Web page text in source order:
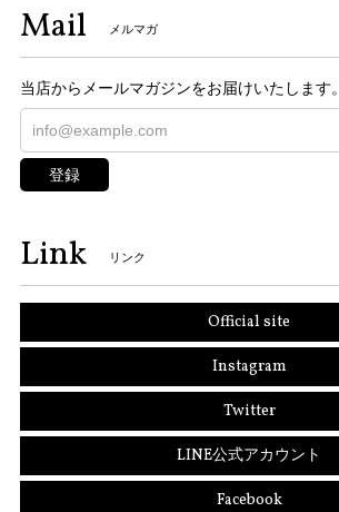
Mail メルマガ
当店からメールマガジンをお届けいたします。
登録
Link リンク
Official site
Instagram
Twitter
LINE公式アカウント
Facebook